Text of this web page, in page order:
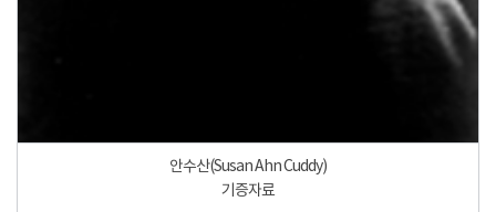
안수산(Susan Ahn Cuddy)
기증자료